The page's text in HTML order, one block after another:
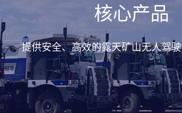
核心产品
提供安全、⾼效的露天矿⼭⽆⼈驾